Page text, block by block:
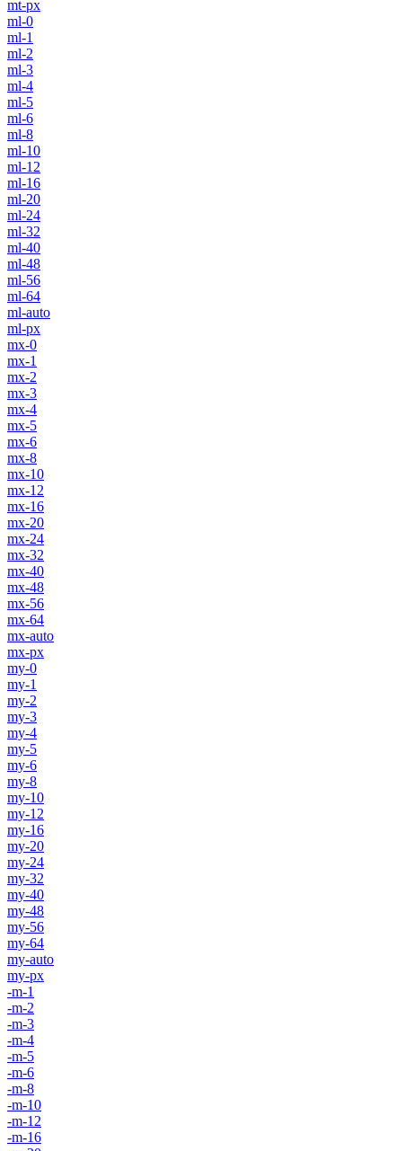
mt-px
ml-0
ml-1
ml-2
ml-3
ml-4
ml-5
ml-6
ml-8
ml-10
ml-12
ml-16
ml-20
ml-24
ml-32
ml-40
ml-48
ml-56
ml-64
ml-auto
ml-px
mx-0
mx-1
mx-2
mx-3
mx-4
mx-5
mx-6
mx-8
mx-10
mx-12
mx-16
mx-20
mx-24
mx-32
mx-40
mx-48
mx-56
mx-64
mx-auto
mx-px
my-0
my-1
my-2
my-3
my-4
my-5
my-6
my-8
my-10
my-12
my-16
my-20
my-24
my-32
my-40
my-48
my-56
my-64
my-auto
my-px
-m-1
-m-2
-m-3
-m-4
-m-5
-m-6
-m-8
-m-10
-m-12
-m-16